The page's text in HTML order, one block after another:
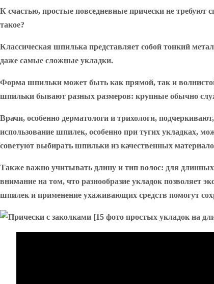
К счастью, простые повседневные прически не
такое?
Классическая шпилька представляет собой тонкий
даже самые сложные укладки.
Форма шпильки может быть как прямой, так и
шпильки бывают разных размеров: крупные обычно
Врачи, особенно дерматологи и трихологи,
использование шпилек, особенно при тугих укладках,
советуют выбирать шпильки из качественных
Также важно учитывать длину и тип волос: для
внимание на том, что разнообразие укладок позволяет
шпилек и применение ухаживающих средств помогут